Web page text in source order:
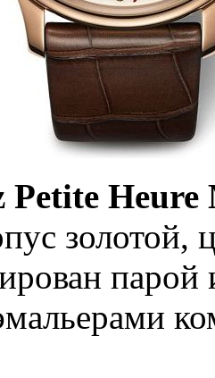
Petite
золотой,